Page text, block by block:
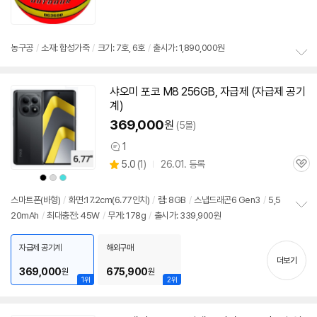
농구공 / 소재: 합성가죽 / 크기: 7호, 6호 / 출시가: 1,890,000원
펼
상
품
색
상
상
품
색
상
상
품
상
샤오미 포코 M8 256GB, 자급제 (자급제 공기
계)
369,000원 (5몰)
상
품
1
별
5.0 (상
리
뷰
1) 26.01. 등록
관
스마트폰(바형) / 화면:17.2cm(6.77인치) / 램: 8GB / 스냅드래곤6 Gen3 / 5,5
20mAh / 최대충전: 45W / 무게: 178g / 출시가: 339,900원
치
기
1위
자급제 공기계
369,000원
2위
해외구매
675,900원
더보기